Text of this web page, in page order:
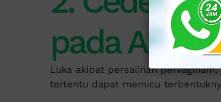
pada Area
Luka akibat persalinan
tertentu dapat memicu